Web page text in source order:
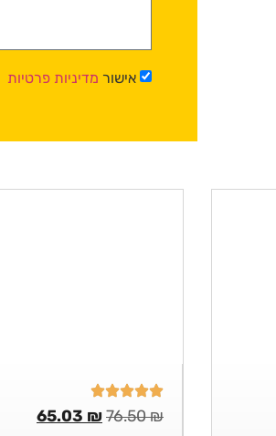
אישור מדיניות פרטיות
76.50₪
65.03 ₪